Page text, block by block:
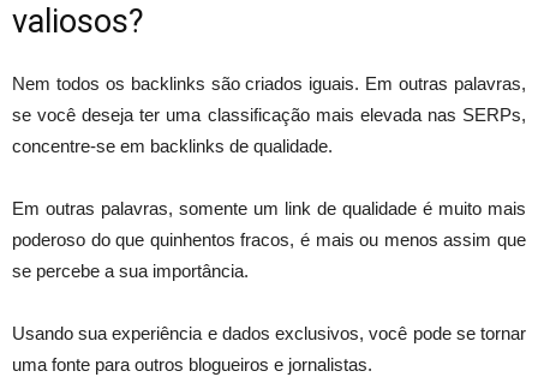
valiosos?
Nem todos os backlinks são criados iguais. Em outras palavras,
se você deseja ter uma classificação mais elevada nas SERPs,
concentre-se em backlinks de qualidade.
Em outras palavras, somente um link de qualidade é muito mais
poderoso do que quinhentos fracos, é mais ou menos assim que
se percebe a sua importância.
Usando sua experiência e dados exclusivos, você pode se tornar
uma fonte para outros blogueiros e jornalistas.